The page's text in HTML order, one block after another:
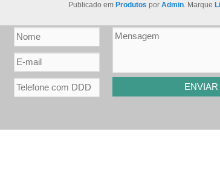
Publicado em Produtos por Admin. Marque